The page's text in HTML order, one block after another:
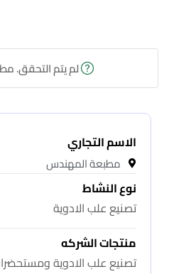
لم يتم التحقق.
الاسم التجاري
مطبعة المهندس
نوع النشاط
تصنيع علب الادوية
منتجات الشركه
تصنيع علب الادوية